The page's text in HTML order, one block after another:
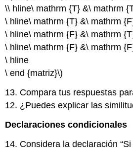
\\ hline\ mathrm {T} &\ mathrm
\ hline\ mathrm {T} &\ mathrm
\ hline\ mathrm {F} &\ mathrm
\ hline\ mathrm {F} &\ mathrm
\ hline
\ end {matriz}\)
13. Compara tus respuestas
12. ¿Puedes explicar las
Declaraciones condicionales
14. Considera la declaración